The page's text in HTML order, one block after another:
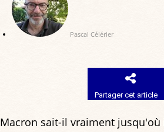
Pascal Célérier
Partager cet article
Macron sait-il vraiment jusqu'où